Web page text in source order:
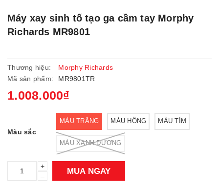
Máy xay sinh tố tạo ga cầm tay Morphy
Richards MR9801
Thương hiệu:
Morphy Richards
Mã sản phẩm:
MR9801TR
1.008.000₫
Màu sắc
MÀU TRẮNG MÀU HỒNG MÀU TÍM
MÀU XANH DƯƠNG
+
–
MUA NGAY